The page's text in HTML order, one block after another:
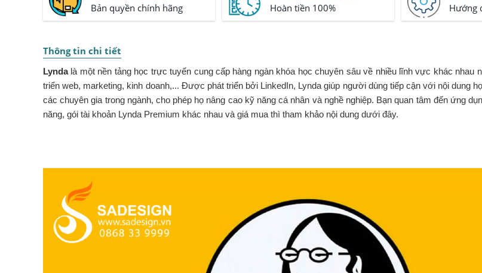
Bản quyền chính hãng
Hoàn tiền 100%
Hướng
Thông tin chi tiết
Lyndalà một nền tảng học trực tuyến cung cấp hàng ngàn khóa học chuyên sâu về nhiều lĩnh vực khác nhau
triển web, marketing, kinh doanh,... Được phát triển bởi LinkedIn, Lynda giúp người dùng tiếp cận với nội dung
các chuyên gia trong ngành, cho phép họ nâng cao kỹ năng cá nhân và nghề nghiệp. Bạn quan tâm đến ứng
năng, gói tài khoản Lynda Premium khác nhau và giá mua thì tham khảo nội dung dưới đây.